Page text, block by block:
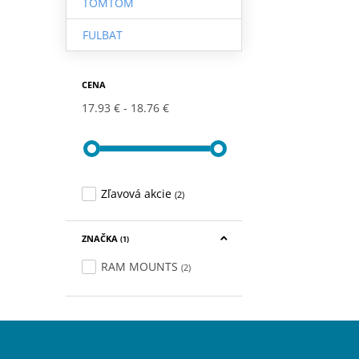
FULBAT
CENA
17.93 € 18.76 €
Zľavová akcie (2)
ZNAČKA (1)
RAM MOUNTS (2)